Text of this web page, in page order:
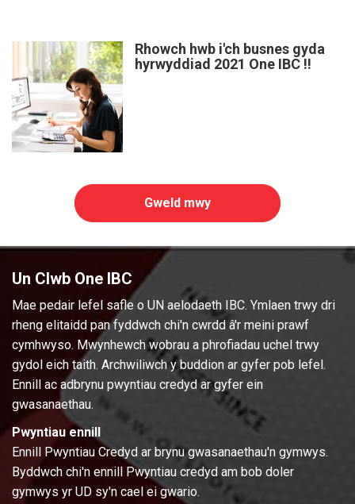
Rhowch hwb i'ch busnes gyda
hyrwyddiad 2021 One IBC !!
Gweld mwy
Un Clwb One IBC
Mae pedair lefel safle o UN aelodaeth IBC. Ymlaen trwy dri
rheng elitaidd pan fyddwch chi'n cwrdd â'r meini prawf
cymhwyso. Mwynhewch wobrau a phrofiadau uchel trwy
gydol eich taith. Archwiliwch y buddion ar gyfer pob lefel.
Ennill ac adbrynu pwyntiau credyd ar gyfer ein
gwasanaethau.
Pwyntiau ennill
Ennill Pwyntiau Credyd ar brynu gwasanaethau'n gymwys.
Byddwch chi'n ennill Pwyntiau credyd am bob doler
gymwys yr UD sy'n cael ei gwario.